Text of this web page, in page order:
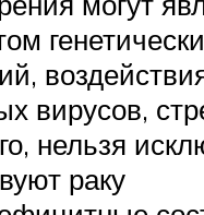
вирусов,
нельзя
раку